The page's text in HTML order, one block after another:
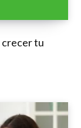
crecer tu